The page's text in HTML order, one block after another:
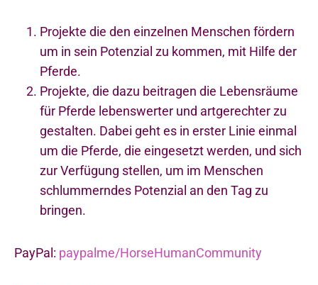
Projekte die den einzelnen Menschen fördern
um in sein Potenzial zu kommen, mit Hilfe der
Pferde.
Projekte, die dazu beitragen die Lebensräume
für Pferde lebenswerter und artgerechter zu
gestalten. Dabei geht es in erster Linie einmal
um die Pferde, die eingesetzt werden, und sich
zur Verfügung stellen, um im Menschen
schlummerndes Potenzial an den Tag zu
bringen.
PayPal: paypalme/HorseHumanCommunity